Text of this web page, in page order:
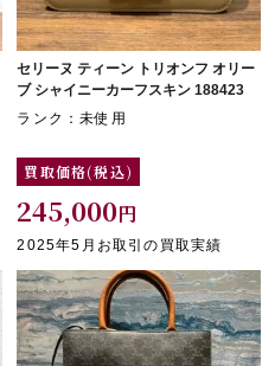
セリーヌ ティーン トリオンフ オリー
ブ シャイニーカーフスキン 188423
ランク：未使用
買取価格(税込)
245,000円
2025年5月お取引の買取実績